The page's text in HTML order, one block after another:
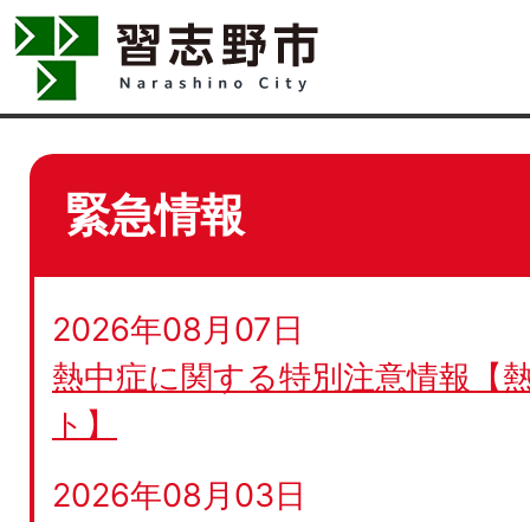
緊急情報
2026年08月07日
熱中症に関する特別注意情報【
ト】
2026年08月03日